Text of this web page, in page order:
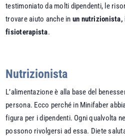
testimoniato da molti dipendenti, le
trovare aiuto anche in un nutrizionista,
fisioterapista.
Nutrizionista
L’alimentazione è alla base del
persona. Ecco perché in Minifaber
figura per i dipendenti. Ogni qualvolta
possono rivolgersi ad essa. Diete